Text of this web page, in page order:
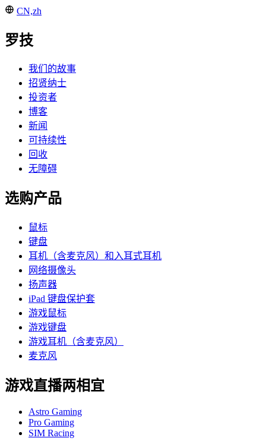
CN,zh
罗技
我们的故事
招贤纳士
投资者
博客
新闻
可持续性
回收
无障碍
选购产品
鼠标
键盘
耳机（含麦克风）和入耳式耳机
网络摄像头
扬声器
iPad 键盘保护套
游戏鼠标
游戏键盘
游戏耳机（含麦克风）
麦克风
游戏直播两相宜
Astro Gaming
Pro Gaming
SIM Racing